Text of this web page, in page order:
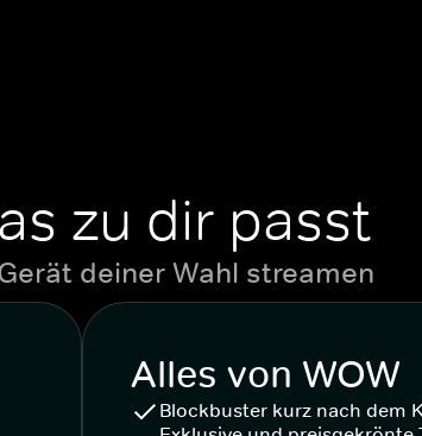
zu dir passt
deiner Wahl streamen
Alles von WOW
Blockbuster kurz nach dem